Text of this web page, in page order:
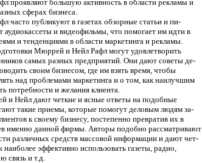
проявляют большую активность в области рекламы и
сферах бизнеса.
часто публикуют в газетах обзорные статьи и пи-
и видеофильмы, что помогает им идти в
и тенденциями в области маркетинга и рекламы.
Мюррей и Нейл Рафл могут удовлетворить
самых разных предприятий. Они дают советы де-
своим бизнесом, где им взять время, чтобы
над проблемами маркетинга и о том, как наилучшим
потребности и желания клиента.
и Нейл дают четкие и ясные ответы на подобные
такие приемы, которые помогут деловым людям за-
к своему бизнесу, постепенно превратив их в
именно данной фирмы. Авторы подобно рассматривают
различных средств массовой информации и дают чет-
наиболее эффективно использовать газеты, радио,
связь и т.д.